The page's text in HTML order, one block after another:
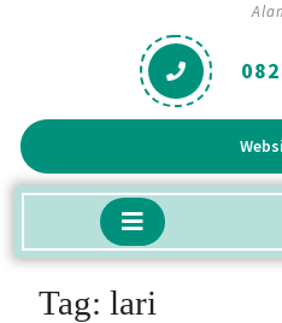
Open
Button
Tag: lari